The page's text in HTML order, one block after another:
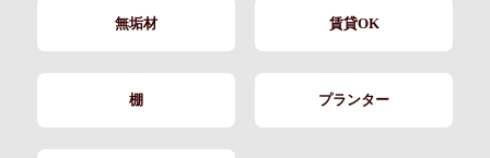
無垢材 賃貸OK
棚 プランター